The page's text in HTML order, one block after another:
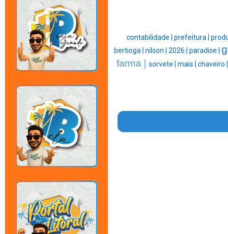
contabilidade | prefeitura |
bertioga | nilson | 2026 | paradise |
farma | sorvete | mais | chaveiro |